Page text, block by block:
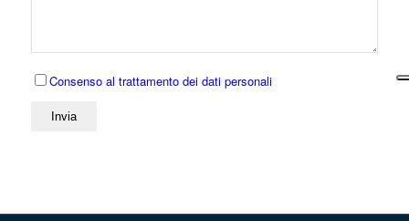
Consenso al trattamento dei dati personali